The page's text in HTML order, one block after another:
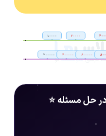
۱۰۰۰۰ ۲۰۰۰۰
۲۰۰۰۰۰ ۴۰۰۰۰۰ ۶۰۰۰۰۰
حل مسئله ⭐